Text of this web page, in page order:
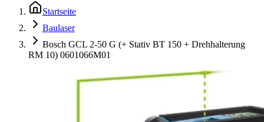
Startseite
Baulaser
Bosch GCL 2-50 G (+ Stativ BT 150 + Drehhalterung
RM 10) 0601066M01